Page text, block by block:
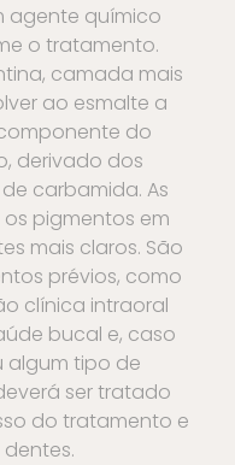
agente químico
o tratamento.
camada mais
ao esmalte a
do
derivado dos
carbamida. As
pigmentos em
mais claros. São
prévios, como
clínica intraoral
bucal e, caso
algum tipo de
ser tratado
do tratamento e